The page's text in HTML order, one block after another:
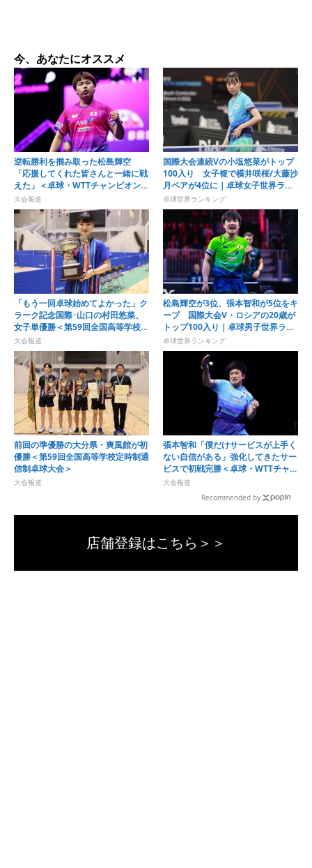
今、あなたにオススメ
逆転勝利を掴み取った松島輝空
「応援してくれた皆さんと一緒に戦
えた」＜卓球・WTTチャンピオンズ
横浜2026＞
大会報道
国際大会連続Vの小塩悠菜がトップ
100入り 女子複で横井咲桜/大藤沙
月ペアが4位に｜卓球女子世界ラン
キング（2026年第32週）
卓球世界ランキング
「もう一回卓球始めてよかった」ク
ラーク記念国際･山口の村田悠菜、
女子単優勝＜第59回全国高等学校定
時制通信制卓球大会＞
大会報道
松島輝空が3位、張本智和が5位をキ
ープ 国際大会V・ロシアの20歳が
トップ100入り｜卓球男子世界ラン
キング（2026年第32週）
卓球世界ランキング
前回の準優勝の大分県・爽風館が初
優勝＜第59回全国高等学校定時制通
信制卓球大会＞
大会報道
張本智和「僕だけサービスが上手く
ない自信がある」強化してきたサー
ビスで初戦完勝＜卓球・WTTチャン
ピオンズ横浜2026＞
大会報道
Recommended by
店舗登録はこちら＞＞